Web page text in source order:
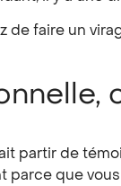
de faire un
partir de
que